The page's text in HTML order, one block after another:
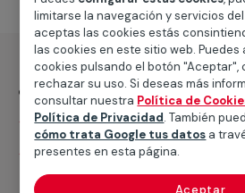
¿Qué incluye?
Desplazamiento
Presupuesto gratis y sin
limitarse la navegación y servicios del
aceptas las cookies estás
las cookies en este sitio web.
cookies pulsando el botón "Aceptar",
rechazar su uso. Si deseas más
consultar nuestra Política de
Política de Privacidad. También
cómo trata Google tus datos a
presentes en esta página.